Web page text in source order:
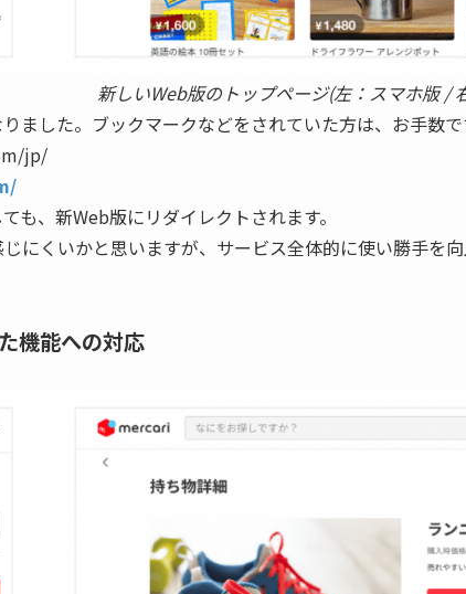
新しいWeb版のトップページ(左：スマホ版 /
ました。ブックマークなどをされていた方は、お手数で
jp/
、新Web版にリダイレクトされます。
にくいかと思いますが、サービス全体的に使い勝手を
機能への対応